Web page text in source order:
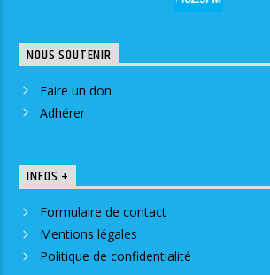
NOUS SOUTENIR
Faire un don
Adhérer
INFOS +
Formulaire de contact
Mentions légales
Politique de confidentialité